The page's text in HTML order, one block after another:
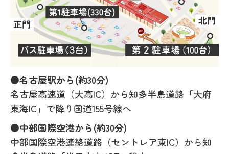
●名古屋駅から(約30分)
名古屋高速道（大高IC）から知多半島道路「大府
東海IC」で降り国道155号線へ
●中部国際空港から(約30分)
中部国際空港連絡道路（セントレア東IC）から知